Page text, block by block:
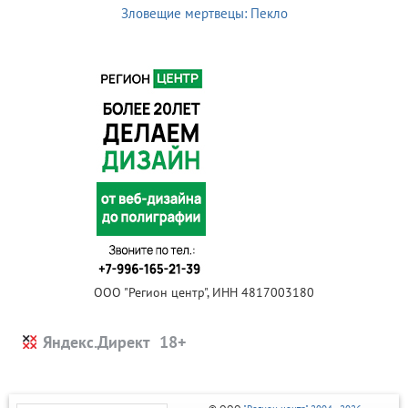
Зловещие мертвецы: Пекло
ООО "Регион центр", ИНН 4817003180
Яндекс.Директ